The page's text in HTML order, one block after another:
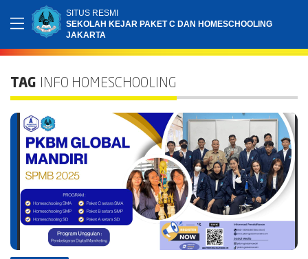
SITUS RESMI
SEKOLAH KEJAR PAKET C DAN HOMESCHOOLING
JAKARTA
TAG INFO HOMESCHOOLING